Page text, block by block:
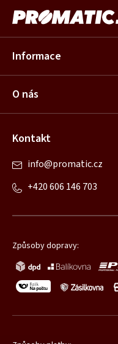
p
t
e
Informace
O nás
Kontakt
info@promatic.cz
+420 606 146 703
Způsoby dopravy: